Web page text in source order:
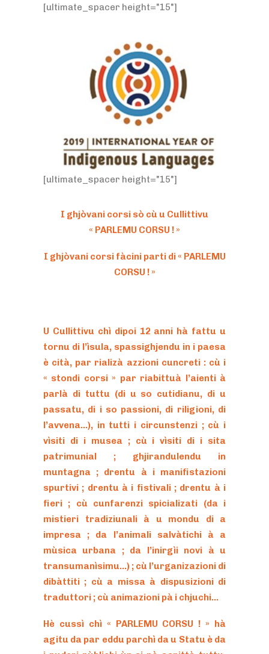
[ultimate_spacer height="15"]
[ultimate_spacer height="15"]
I ghjòvani corsi sò cù u Cullittivu
« PARLEMU CORSU ! »
I ghjòvani corsi fàcini parti di « PARLEMU
CORSU ! »
U Cullittivu chì dipoi 12 anni hà fattu u
tornu di l’ìsula, spassighjendu in i paesa
è cità, par rializà azzioni cuncreti : cù i
« stondi corsi » par riabittuà l’aienti à
parlà di tuttu (di u so cutidianu, di u
passatu, di i so passioni, di riligioni, di
l’avvena…), in tutti i circunstenzi ; cù i
vìsiti di i musea ; cù i vìsiti di i sita
patrimunial ; ghjirandulendu in
muntagna ; drentu à i manifistazioni
spurtivi ; drentu à i fistivali ; drentu à i
fieri ; cù cunfarenzi spicializati (da i
mistieri tradiziunali à u mondu di a
impresa ; da l’animali salvàtichi à a
mùsica urbana ; da l’inirgìi novi à u
transumanìsimu…) ; cù l’urganizazioni di
dibàttiti ; cù a missa à dispusizioni di
traduttori ; cù animazioni pà i chjuchi…
Hè cussì chì « PARLEMU CORSU ! » hà
agitu da par eddu parchì da u Statu è da